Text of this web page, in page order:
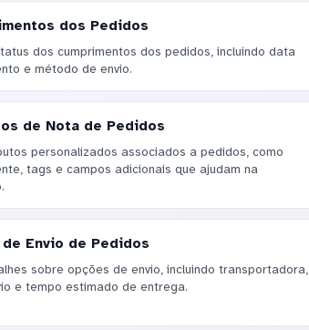
dos Pedidos
dos cumprimentos dos pedidos, incluindo data
e método de envio.
de Nota de Pedidos
personalizados associados a pedidos, como
tags e campos adicionais que ajudam na
Envio de Pedidos
sobre opções de envio, incluindo transportadora,
e tempo estimado de entrega.